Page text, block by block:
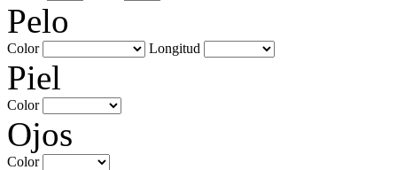
Pelo
Color Longitud
Piel
Color
Ojos
Color